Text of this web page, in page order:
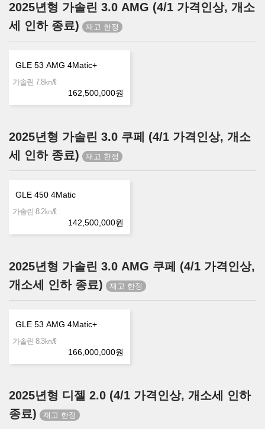
2025년형 가솔린 3.0 AMG (4/1 가격인상, 개소
세 인하 종료)
GLE 53 AMG 4Matic+
가솔린 7.8㎞/ℓ
162,500,000원
2025년형 가솔린 3.0 쿠페 (4/1 가격인상, 개소
세 인하 종료)
GLE 450 4Matic
가솔린 8.2㎞/ℓ
142,500,000원
2025년형 가솔린 3.0 AMG 쿠페 (4/1 가격인상,
개소세 인하 종료)
GLE 53 AMG 4Matic+
가솔린 8.3㎞/ℓ
166,000,000원
2025년형 디젤 2.0 (4/1 가격인상, 개소세 인하
종료)